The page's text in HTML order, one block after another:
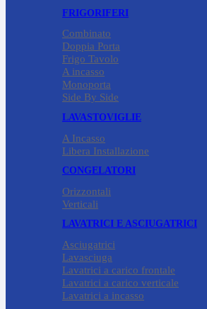
FRIGORIFERI
Combinato
Doppia Porta
Frigo Tavolo
A incasso
Monoporta
Side By Side
LAVASTOVIGLIE
A Incasso
Libera Installazione
CONGELATORI
Orizzontali
Verticali
LAVATRICI E ASCIUGATRICI
Asciugatrici
Lavasciuga
Lavatrici a carico frontale
Lavatrici a carico verticale
Lavatrici a incasso